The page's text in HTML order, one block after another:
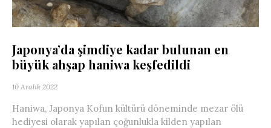
Japonya’da şimdiye kadar bulunan en
büyük ahşap haniwa keşfedildi
10 Aralık 2022
Haniwa, Japonya Kofun kültürü döneminde mezar ölü
hediyesi olarak yapılan çoğunlukla kilden yapılan